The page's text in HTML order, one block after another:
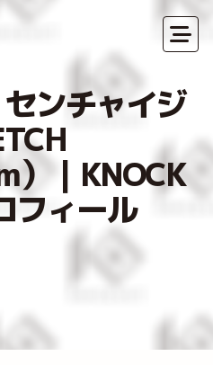
ンチャイジ
）｜KNOCK
フィール